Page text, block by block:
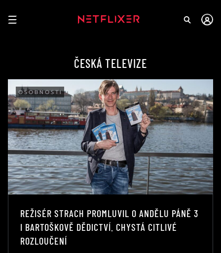
ČESKÁ TELEVIZE
OSOBNOSTI
REŽISÉR STRACH PROMLUVIL O ANDĚLU PÁNĚ 3
I BARTOŠKOVĚ DĚDICTVÍ. CHYSTÁ CITLIVÉ
ROZLOUČENÍ